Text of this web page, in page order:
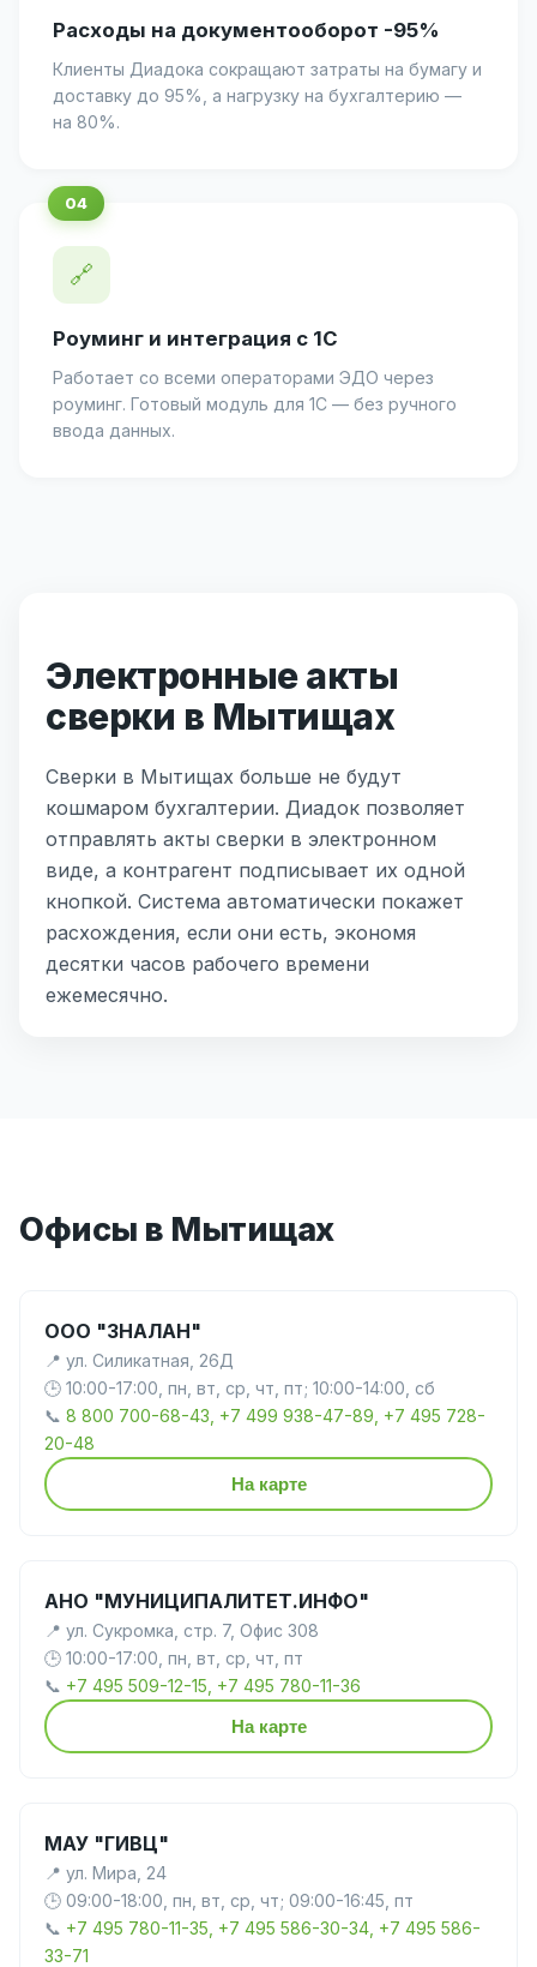
Расходы на документооборот -95%
Клиенты Диадока сокращают затраты на бумагу и
доставку до 95%, а нагрузку на бухгалтерию —
на 80%.
🔗
Роуминг и интеграция с 1С
Работает со всеми операторами ЭДО через
роуминг. Готовый модуль для 1С — без ручного
ввода данных.
Электронные акты
сверки в Мытищах
Сверки в Мытищах больше не будут
кошмаром бухгалтерии. Диадок позволяет
отправлять акты сверки в электронном
виде, а контрагент подписывает их одной
кнопкой. Система автоматически покажет
расхождения, если они есть, экономя
десятки часов рабочего времени
ежемесячно.
Офисы в Мытищах
ООО "ЗНАЛАН"
📍 ул. Силикатная, 26Д
🕒 10:00-17:00, пн, вт, ср, чт, пт; 10:00-14:00, сб
📞 8 800 700-68-43, +7 499 938-47-89, +7 495 728-
20-48
На карте
АНО "МУНИЦИПАЛИТЕТ.ИНФО"
📍 ул. Сукромка, стр. 7, Офис 308
🕒 10:00-17:00, пн, вт, ср, чт, пт
📞 +7 495 509-12-15, +7 495 780-11-36
На карте
МАУ "ГИВЦ"
📍 ул. Мира, 24
🕒 09:00-18:00, пн, вт, ср, чт; 09:00-16:45, пт
📞 +7 495 780-11-35, +7 495 586-30-34, +7 495 586-
33-71